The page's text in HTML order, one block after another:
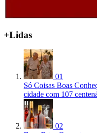
+Lidas
01
Só Coisas Boas
cidade com 107
02